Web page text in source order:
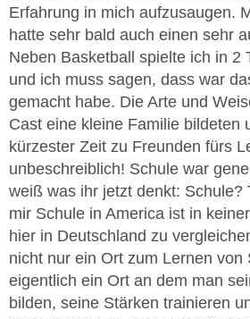
Erfahrung in mich aufzusaugen.
hatte sehr bald auch einen sehr
Neben Basketball spielte ich in 2
und ich muss sagen, dass war
gemacht habe. Die Arte und
Cast eine kleine Familie bildeten
kürzester Zeit zu Freunden fürs
unbeschreiblich! Schule war
weiß was ihr jetzt denkt: Schule?
mir Schule in America ist in
hier in Deutschland zu
nicht nur ein Ort zum Lernen von
eigentlich ein Ort an dem man
bilden, seine Stärken trainieren